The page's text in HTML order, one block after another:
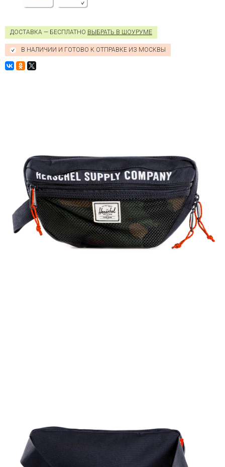
ДОСТАВКА — БЕСПЛАТНО ВЫБРАТЬ В ШОУРУМЕ
В НАЛИЧИИ И ГОТОВО К ОТПРАВКЕ ИЗ МОСКВЫ